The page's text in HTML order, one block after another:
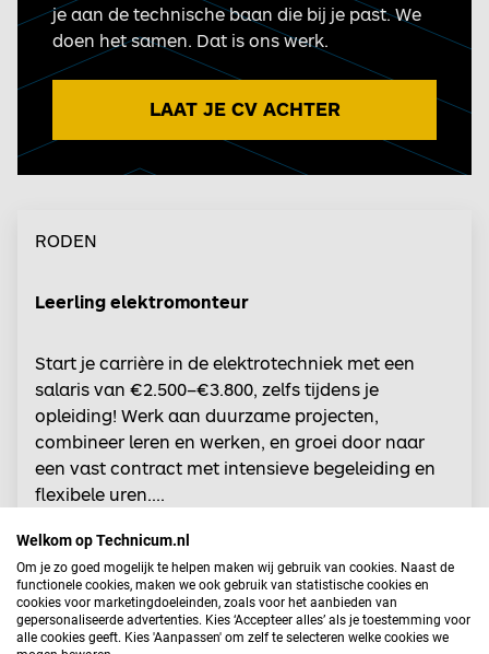
je aan de technische baan die bij je past. We
doen het samen. Dat is ons werk.
LAAT JE CV ACHTER
RODEN
Leerling elektromonteur
Start je carrière in de elektrotechniek met een
salaris van €2.500–€3.800, zelfs tijdens je
opleiding! Werk aan duurzame projecten,
combineer leren en werken, en groei door naar
een vast contract met intensieve begeleiding en
flexibele uren....
SALARISINDICATIE € 2.500 - € 3.800
DIENSTVERBAND Parttime (32-40 uur)
OPLEIDING MBO 3
Welkom op Technicum.nl
Om je zo goed mogelijk te helpen maken wij gebruik van cookies. Naast de
functionele cookies, maken we ook gebruik van statistische cookies en
cookies voor marketingdoeleinden, zoals voor het aanbieden van
gepersonaliseerde advertenties. Kies ‘Accepteer alles’ als je toestemming voor
alle cookies geeft. Kies 'Aanpassen' om zelf te selecteren welke cookies we